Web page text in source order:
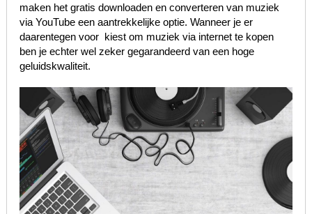
maken het gratis downloaden en converteren van muziek
via YouTube een aantrekkelijke optie. Wanneer je er
daarentegen voor kiest om muziek via internet te kopen
ben je echter wel zeker gegarandeerd van een hoge
geluidskwaliteit.